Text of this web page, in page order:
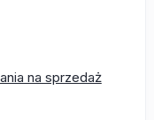
na sprzedaż